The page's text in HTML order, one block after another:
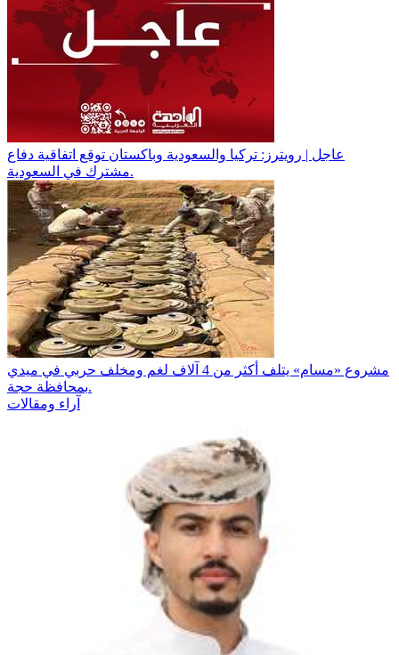
عاجل | رويترز: تركيا والسعودية وباكستان توقع اتفاقية دفاع
مشترك في السعودية.
مشروع «مسام» يتلف أكثر من 4 آلاف لغم ومخلف حربي في ميدي
بمحافظة حجة.
آراء ومقالات